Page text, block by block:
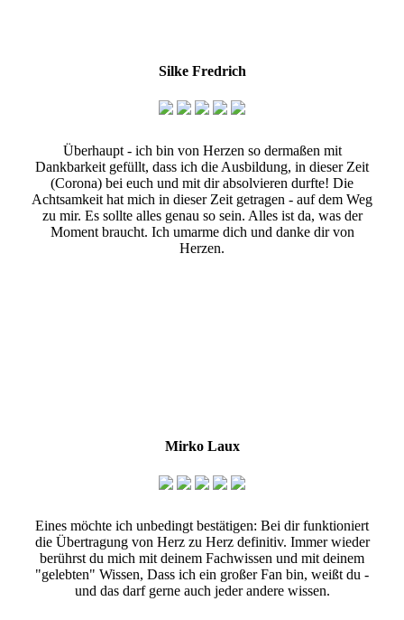
Silke Fredrich
Überhaupt - ich bin von Herzen so dermaßen mit
Dankbarkeit gefüllt, dass ich die Ausbildung, in dieser Zeit
(Corona) bei euch und mit dir absolvieren durfte! Die
Achtsamkeit hat mich in dieser Zeit getragen - auf dem Weg
zu mir. Es sollte alles genau so sein. Alles ist da, was der
Moment braucht. Ich umarme dich und danke dir von
Herzen.
Mirko Laux
Eines möchte ich unbedingt bestätigen: Bei dir funktioniert
die Übertragung von Herz zu Herz definitiv. Immer wieder
berührst du mich mit deinem Fachwissen und mit deinem
"gelebten" Wissen, Dass ich ein großer Fan bin, weißt du -
und das darf gerne auch jeder andere wissen.